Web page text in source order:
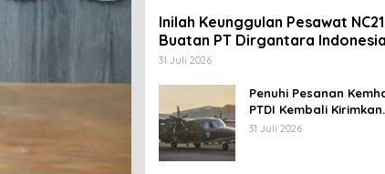
Inilah Keunggulan Pesawat
Buatan PT Dirgantara
Dukung Berbagai Operasi TNI
31 Juli 2026
Penuhi Pesanan
PTDI Kembali Kirimkan
Pesawat NC212i ke
31 Juli 2026